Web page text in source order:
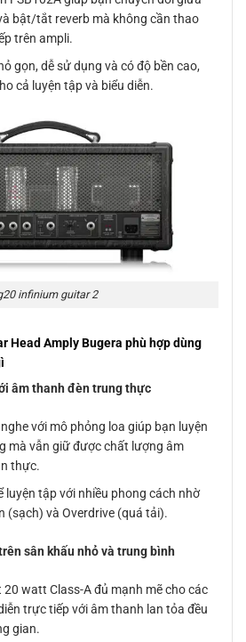
bật/tắt reverb mà không cần thao
trên ampli.
gọn, dễ sử dụng và có độ bền cao,
cả luyện tập và biểu diễn.
infinium guitar 2
Head Amply Bugera phù hợp dùng
âm thanh đèn trung thực
với mô phỏng loa giúp bạn luyện
mà vẫn giữ được chất lượng âm
thực.
luyện tập với nhiều phong cách nhờ
(sạch) và Overdrive (quá tải).
sân khấu nhỏ và trung bình
20 watt Class-A đủ mạnh mẽ cho các
trực tiếp với âm thanh lan tỏa đều
gian.